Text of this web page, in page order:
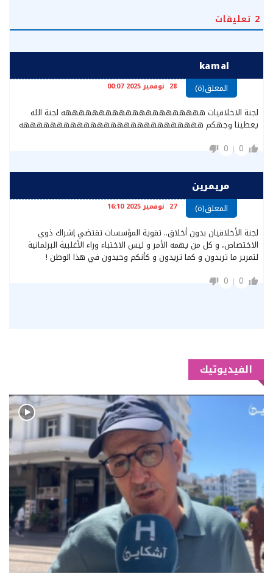
2 تعليقات
kamal
المعلق(ة) 28 نوفمبر 2025 00:07
لجنة الاخلاقيات هههههههههههههههههههههه لجنة الله
يعطينا وجهكم هههههههههههههههههههههههههههه
0
0
مريمرين
المعلق(ة) 27 نوفمبر 2025 16:10
لجنة الأخلاقيان بدون أخلاق.. تقوية المؤسسات تقتضي إشراك ذوي
الاختصاص، و كل من يهمه الأمر و ليس الاختباء وراء الأغلبية البرلمانية
لتمرير ما تريدون و كما تريدون و كأنكم وحيدون في هذا الوطن !
0
0
الفيديوتيك